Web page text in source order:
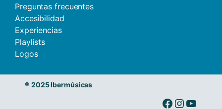
Preguntas frecuentes
Accesibilidad
Experiencias
Playlists
Logos
® 2025 Ibermúsicas
Ibermusicas en Facebook Ibermusicas en Instagram Ibermusicas en Youtube